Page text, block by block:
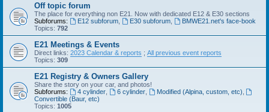
Off topic forum
The place for everything non E21. Now with dedicated E12 & E30 sections
Subforums:
E12 subforum, E30 subforum,
BMWE21.net's face-book
Topics: 792
E21 Meetings & Events
Direct links: 2023 Calendar & reports ; All previous event reports
Topics: 309
E21 Registry & Owners Gallery
Share the story on your car, and photos!
Subforums:
4 cylinder, 6 cylinder, Modified (Alpina, custom, etc)
Convertible (Baur, etc)
Topics: 1005